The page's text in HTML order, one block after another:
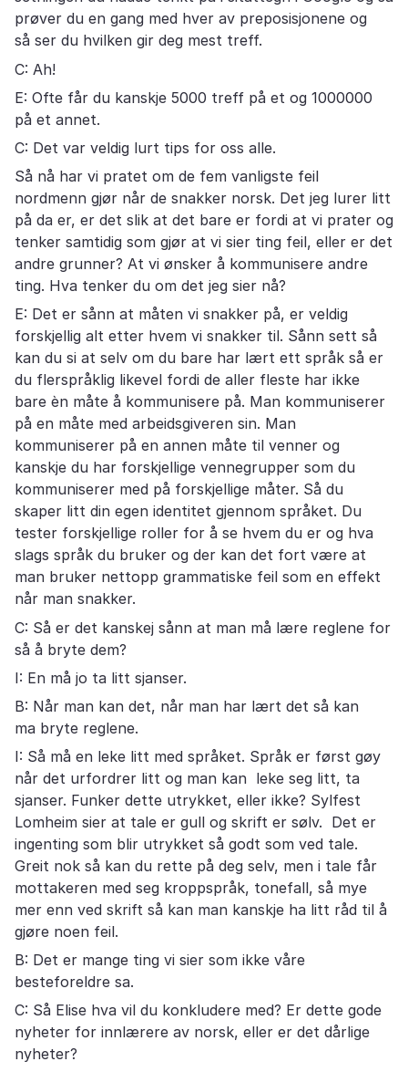
prøver du en gang med hver av preposisjonene og
så ser du hvilken gir deg mest treff.
C: Ah!
E: Ofte får du kanskje 5000 treff på et og 1000000
på et annet.
C: Det var veldig lurt tips for oss alle.
Så nå har vi pratet om de fem vanligste feil
nordmenn gjør når de snakker norsk. Det jeg lurer litt
på da er, er det slik at det bare er fordi at vi prater og
tenker samtidig som gjør at vi sier ting feil, eller er det
andre grunner? At vi ønsker å kommunisere andre
ting. Hva tenker du om det jeg sier nå?
E: Det er sånn at måten vi snakker på, er veldig
forskjellig alt etter hvem vi snakker til. Sånn sett så
kan du si at selv om du bare har lært ett språk så er
du flerspråklig likevel fordi de aller fleste har ikke
bare èn måte å kommunisere på. Man kommuniserer
på en måte med arbeidsgiveren sin. Man
kommuniserer på en annen måte til venner og
kanskje du har forskjellige vennegrupper som du
kommuniserer med på forskjellige måter. Så du
skaper litt din egen identitet gjennom språket. Du
tester forskjellige roller for å se hvem du er og hva
slags språk du bruker og der kan det fort være at
man bruker nettopp grammatiske feil som en effekt
når man snakker.
C: Så er det kanskej sånn at man må lære reglene for
så å bryte dem?
I: En må jo ta litt sjanser.
B: Når man kan det, når man har lært det så kan
ma bryte reglene.
I: Så må en leke litt med språket. Språk er først gøy
når det urfordrer litt og man kan leke seg litt, ta
sjanser. Funker dette utrykket, eller ikke? Sylfest
Lomheim sier at tale er gull og skrift er sølv. Det er
ingenting som blir utrykket så godt som ved tale.
Greit nok så kan du rette på deg selv, men i tale får
mottakeren med seg kroppspråk, tonefall, så mye
mer enn ved skrift så kan man kanskje ha litt råd til å
gjøre noen feil.
B: Det er mange ting vi sier som ikke våre
besteforeldre sa.
C: Så Elise hva vil du konkludere med? Er dette gode
nyheter for innlærere av norsk, eller er det dårlige
nyheter?